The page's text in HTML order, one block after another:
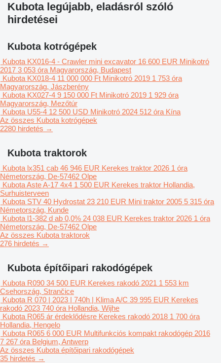
Kubota legújabb, eladásról szóló
hirdetései
Kubota kotrógépek
Kubota KX016-4 - Crawler mini excavator 16 600 EUR Minikotró
2017 3 053 óra Magyarország, Budapest
Kubota KX018-4 11 000 000 Ft Minikotró 2019 1 753 óra
Magyarország, Jászberény
Kubota KX027-4 9 150 000 Ft Minikotró 2019 1 929 óra
Magyarország, Mezőtúr
Kubota U55-4 12 500 USD Minikotró 2024 512 óra Kína
Az összes Kubota kotrógépek
2280 hirdetés →
Kubota traktorok
Kubota lx351 cab 46 946 EUR Kerekes traktor 2026 1 óra
Németország, De-57462 Olpe
Kubota Aste A-17 4x4 1 500 EUR Kerekes traktor Hollandia,
Surhuisterveen
Kubota STV 40 Hydrostat 23 210 EUR Mini traktor 2005 5 315 óra
Németország, Kunde
Kubota l1-382 d ab 0,0% 24 038 EUR Kerekes traktor 2026 1 óra
Németország, De-57462 Olpe
Az összes Kubota traktorok
276 hirdetés →
Kubota építőipari rakodógépek
Kubota R090 34 500 EUR Kerekes rakodó 2021 1 553 km
Csehország, Strančice
Kubota R 070 | 2023 | 740h | Klima A/C 39 995 EUR Kerekes
rakodó 2023 740 óra Hollandia, Wijhe
Kubota R065 ár érdeklődésre Kerekes rakodó 2018 1 700 óra
Hollandia, Hengelo
Kubota R065 6 000 EUR Multifunkciós kompakt rakodógép 2016
7 267 óra Belgium, Antwerp
Az összes Kubota építőipari rakodógépek
35 hirdetés →